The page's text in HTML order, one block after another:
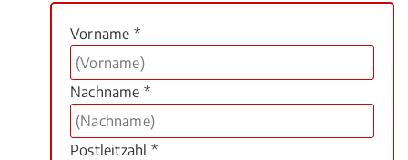
Vorname *
Nachname *
Postleitzahl *